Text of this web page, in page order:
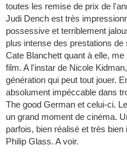
toutes les remise de prix de
Judi Dench est très
possessive et terriblement
plus intense des prestations
Cate Blanchett quant à elle,
film. A l'instar de Nicole
génération qui peut tout jouer.
absolument impéccable dans
The good German et celui-ci.
un grand moment de cinéma.
parfois, bien réalisé et très
Philip Glass. A voir.